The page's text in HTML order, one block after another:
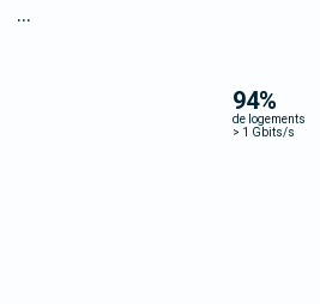
94%
de logements
> 1 Gbits/s
...